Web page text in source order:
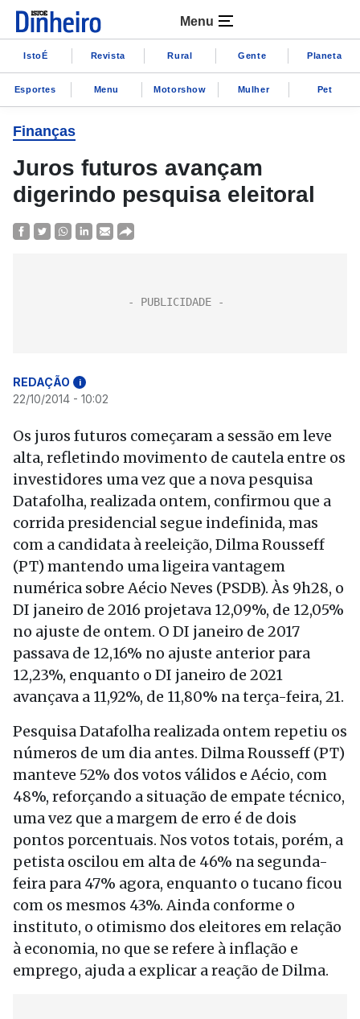
Menu
IstoÉ Revista Rural Gente Planeta
Esportes Menu Motorshow Mulher Pet
Finanças
Juros futuros avançam
digerindo pesquisa eleitoral
REDAÇÃO i
22/10/2014 - 10:02
Os juros futuros começaram a sessão em leve
alta, refletindo movimento de cautela entre os
investidores uma vez que a nova pesquisa
Datafolha, realizada ontem, confirmou que a
corrida presidencial segue indefinida, mas
com a candidata à reeleição, Dilma Rousseff
(PT) mantendo uma ligeira vantagem
numérica sobre Aécio Neves (PSDB). Às 9h28, o
DI janeiro de 2016 projetava 12,09%, de 12,05%
no ajuste de ontem. O DI janeiro de 2017
passava de 12,16% no ajuste anterior para
12,23%, enquanto o DI janeiro de 2021
avançava a 11,92%, de 11,80% na terça-feira, 21.
Pesquisa Datafolha realizada ontem repetiu os
números de um dia antes. Dilma Rousseff (PT)
manteve 52% dos votos válidos e Aécio, com
48%, reforçando a situação de empate técnico,
uma vez que a margem de erro é de dois
pontos porcentuais. Nos votos totais, porém, a
petista oscilou em alta de 46% na segunda-
feira para 47% agora, enquanto o tucano ficou
com os mesmos 43%. Ainda conforme o
instituto, o otimismo dos eleitores em relação
à economia, no que se refere à inflação e
emprego, ajuda a explicar a reação de Dilma.